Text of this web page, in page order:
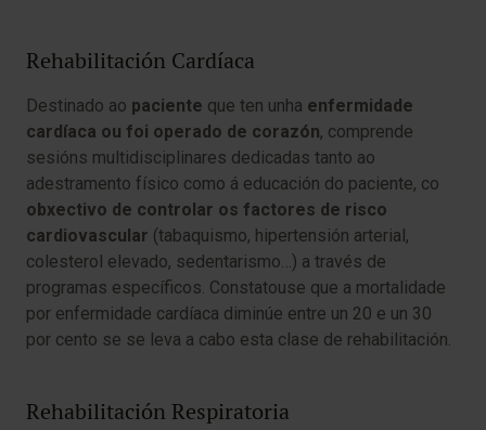
​​Rehabilitación Cardíaca
Destinado ao paciente que ten unha enfermidade
cardíaca ou foi operado de corazón, comprende
sesións multidisciplinares dedicadas tanto ao
adestramento físico como á educación do paciente, co
obxectivo de controlar os factores de risco
cardiovascular (tabaquismo, hipertensión arterial,
colesterol elevado, sedentarismo…) a través de
programas específicos. Constatouse que a mortalidade
por enfermidade cardíaca diminúe entre un 20 e un 30
por cento se se leva a cabo esta clase de rehabilitación.
Rehabilitación ​Respiratoria